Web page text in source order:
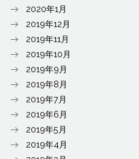
2020年1月
2019年12月
2019年11月
2019年10月
2019年9月
2019年8月
2019年7月
2019年6月
2019年5月
2019年4月